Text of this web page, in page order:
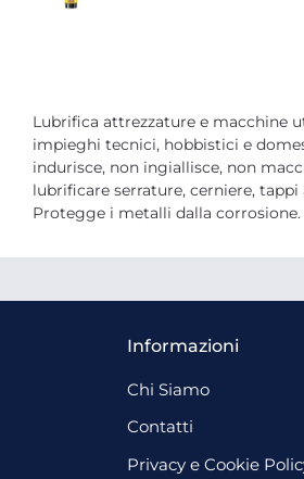
Lubrifica attrezzature e macchine
impieghi tecnici, hobbistici e
indurisce, non ingiallisce, non
lubrificare serrature, cerniere,
Protegge i metalli dalla
Informazioni
Chi Siamo
Contatti
Privacy e Cookie